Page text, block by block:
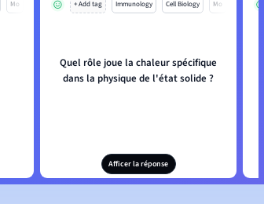
Mo + Add tag Immunology Cell Biology Mo
Quel rôle joue la chaleur spécifique
dans la physique de l'état solide ?
Afficer la réponse